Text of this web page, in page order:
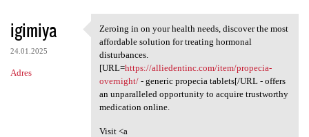
igimiya
24.01.2025
Adres
Zeroing in on your health
Zeroing in on your health needs, discover the most
affordable solution for treating hormonal
disturbances.
[URL=https://alliedentinc.com/item/propecia-
overnight/- generic propecia tablets[/URL - offers
an unparalleled opportunity to acquire trustworthy
medication online.
Visit <a